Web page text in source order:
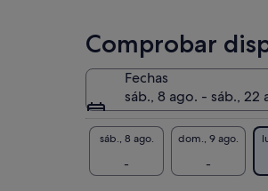
Comprobar
Fechas
sáb., 8 ago. - sáb., 22
sáb., 8 ago.
-
dom., 9 ago.
-